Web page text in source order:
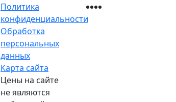
Политика
конфиденциальности
Обработка
персональных
данных
Карта сайта
Цены на сайте
не являются